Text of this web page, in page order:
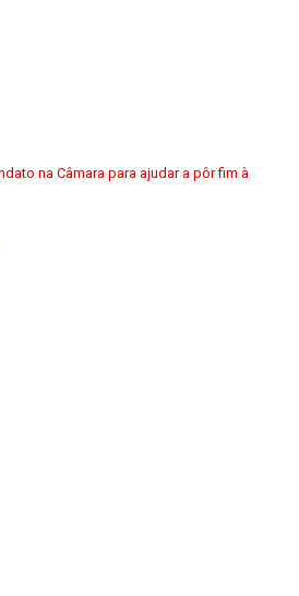
na Câmara para ajudar a pôr fim à